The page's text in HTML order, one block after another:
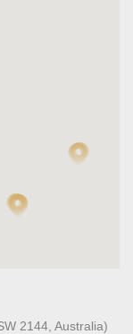
2144, Australia)